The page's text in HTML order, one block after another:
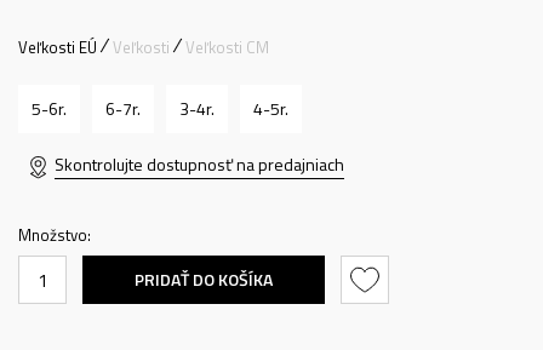
Veľkosti EÚ Veľkosti Veľkosti CM
5-6r. 6-7r. 3-4r. 4-5r.
Skontrolujte dostupnosť na predajniach
Množstvo:
PRIDAŤ DO KOŠÍKA